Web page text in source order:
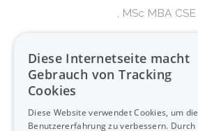
, MSc MBA CSE
Diese Internetseite macht
Gebrauch von Tracking
Cookies
Diese Website verwendet Cookies, um die
Benutzererfahrung zu verbessern. Durch